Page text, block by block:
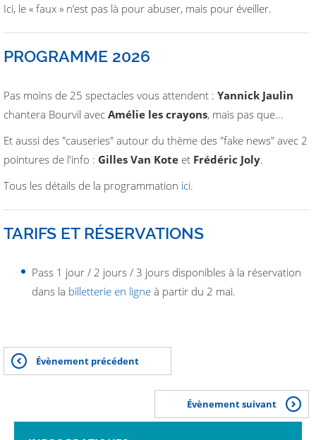
Ici, le « faux » n’est pas là pour abuser, mais pour éveiller.
PROGRAMME 2026
Pas moins de 25 spectacles vous attendent : Yannick Jaulin
chantera Bourvil avec Amélie les crayons, mais pas que...
Et aussi des "causeries" autour du thème des "fake news" avec 2
pointures de l'info : Gilles Van Kote et Frédéric Joly.
Tous les détails de la programmation ici.
TARIFS ET RÉSERVATIONS
Pass 1 jour / 2 jours / 3 jours disponibles à la réservation
dans la billetterie en ligne à partir du 2 mai.
Évènement précédent
Évènement suivant